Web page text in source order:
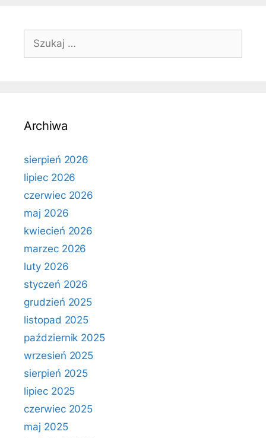
Szukaj:
Archiwa
sierpień 2026
lipiec 2026
czerwiec 2026
maj 2026
kwiecień 2026
marzec 2026
luty 2026
styczeń 2026
grudzień 2025
listopad 2025
październik 2025
wrzesień 2025
sierpień 2025
lipiec 2025
czerwiec 2025
maj 2025